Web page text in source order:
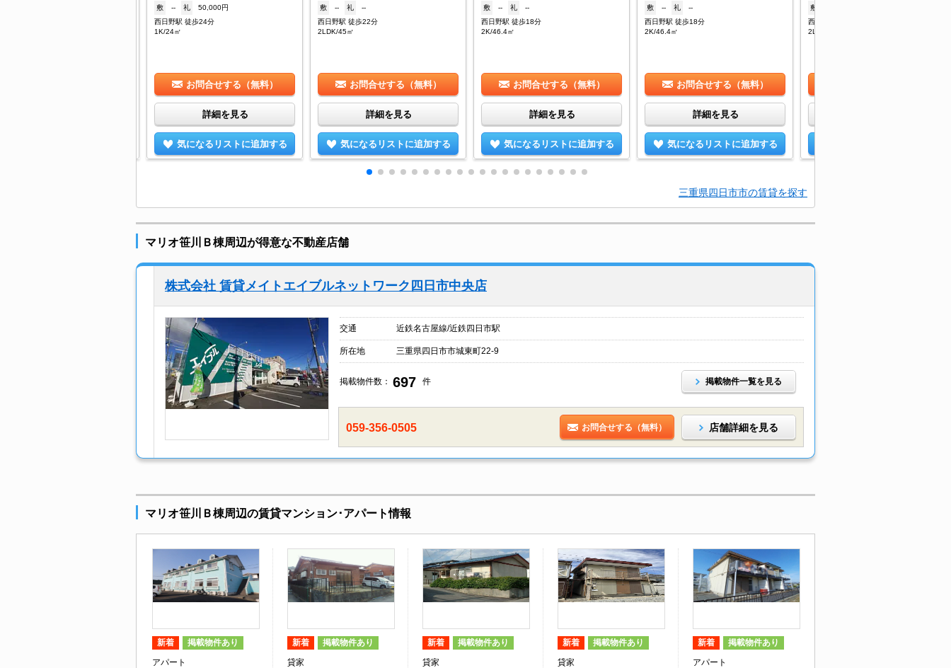
敷
-- 礼
50,000円
西日野駅 徒歩24分
1K/24㎡
お問合せする（無料）
詳細を見る
気になるリストに追加する
敷
-- 礼
--
西日野駅 徒歩22分
2LDK/45㎡
お問合せする（無料）
詳細を見る
気になるリストに追加する
敷
-- 礼
--
西日野駅 徒歩18分
2K/46.4㎡
お問合せする（無料）
詳細を見る
気になるリストに追加する
敷
-- 礼
--
西日野駅 徒歩18分
2K/46.4㎡
お問合せする（無料）
詳細を見る
気になるリストに追加する
敷
西日野駅 徒歩23分
2LDK/49.42㎡
三重県四日市市の賃貸を探す
マリオ笹川Ｂ棟周辺が得意な不動産店舗
株式会社 賃貸メイトエイブルネットワーク四日市中央店
交通 近鉄名古屋線/近鉄四日市駅
所在地 三重県四日市市城東町22-9
掲載物件数： 697 件 掲載物件一覧を見る
059-356-0505 お問合せする（無料） 店舗詳細を見る
マリオ笹川Ｂ棟周辺の賃貸マンション･アパート情報
新着 掲載物件あり
アパート
新着 掲載物件あり
貸家
新着 掲載物件あり
貸家
新着 掲載物件あり
貸家
新着 掲載物件あり
アパート